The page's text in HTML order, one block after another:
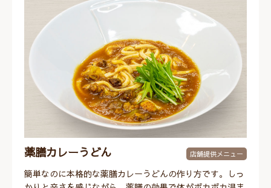
薬膳カレーうどん 店舗提供メニュー
簡単なのに本格的な薬膳カレーうどんの作り方です。しっ